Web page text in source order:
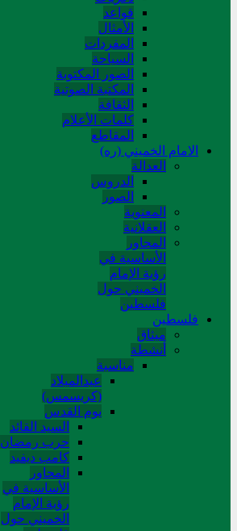
قواعد
الأمثال
المفردات
السیاحة
الصور المکتوبة
المکتبة الصوتیة
الثقافة
کلمات الأعلام
المقاطع
الامام الخميني (ره)
العدالة
الدروس
الصور
المعنوية
العقلانية
المحاور
الأساسیة في
رؤیة الإمام
الخمیني حول
فلسطین
فلسطین
میثاق
أنشطة
مناسبة
عیدالمیلاد
(کریسمس)
یوم القدس
السید القائد
حرب رمضان
کامب دیفید
المحاور
الأساسية في
رؤية الإمام
الخميني حول